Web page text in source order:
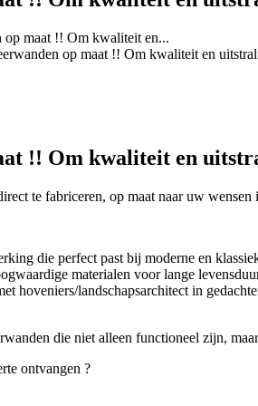
op maat !! Om kwaliteit en...
op maat !! Om kwaliteit en
!! Om kwaliteit en
te fabriceren, op maat naar uw wensen
die perfect past bij moderne en
materialen voor lange
hoveniers/landschapsarchitect in
die niet alleen functioneel zijn,
ontvangen ?